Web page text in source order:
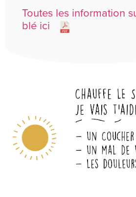
Toutes les information
blé ici